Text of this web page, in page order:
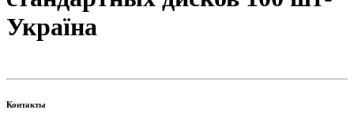
Україна
Контакты